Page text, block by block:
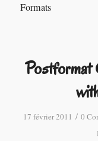
Formats
Postformat
17 février 2011 / 0